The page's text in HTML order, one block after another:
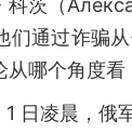
科茨（
们通过诈骗
哪个角度
日凌晨，俄